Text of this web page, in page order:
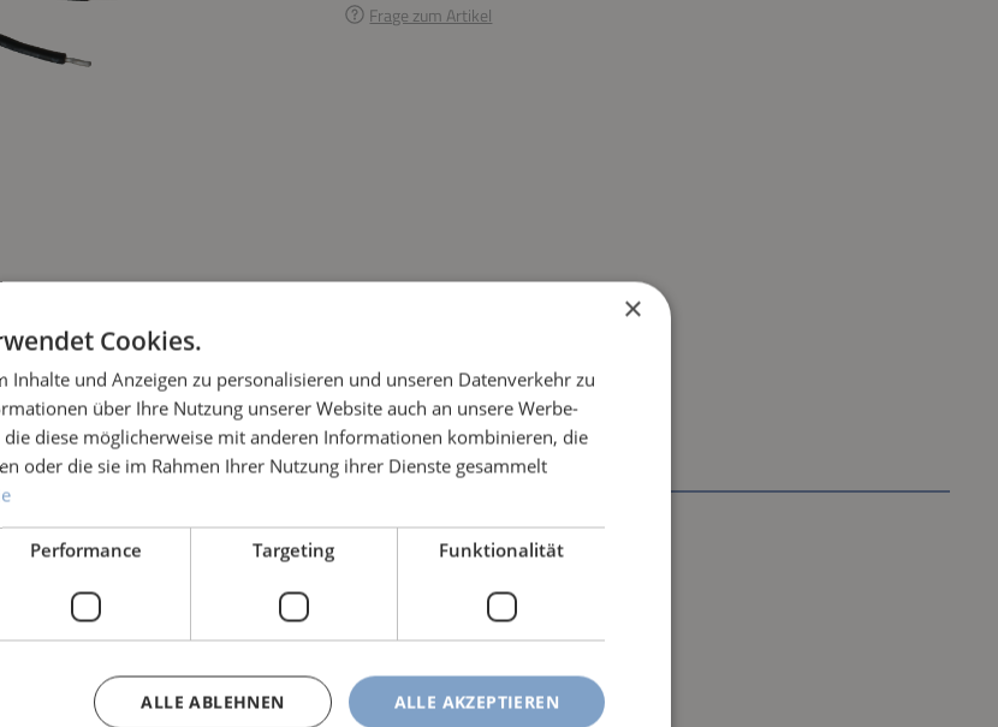
Frage zum Artikel
×
Cookies.
Inhalte und Anzeigen zu personalisieren und unseren Datenverkehr zu
über Ihre Nutzung unserer Website auch an unsere Werbe-
diese möglicherweise mit anderen Informationen kombinieren, die
oder die sie im Rahmen Ihrer Nutzung ihrer Dienste gesammelt
Performance Targeting Funktionalität
ALLE AKZEPTIEREN
ALLE ABLEHNEN